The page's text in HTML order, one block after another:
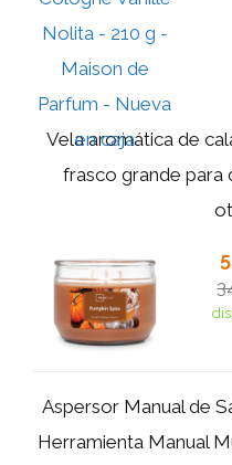
Vela aromática de
frasco grande para
Aspersor Manual de
Herramienta Manual